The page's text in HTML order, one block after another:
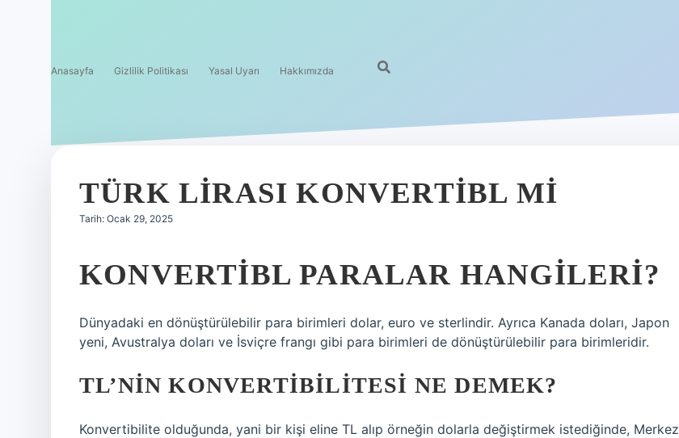
Anasayfa Gizlilik Politikası Yasal Uyarı Hakkımızda
TÜRK LIRASI KONVERTIBL MI
Tarih: Ocak 29, 2025
KONVERTIBL PARALAR HANGILERI?
Dünyadaki en dönüştürülebilir para birimleri dolar, euro ve sterlindir. Ayrıca Kanada doları, Japon
yeni, Avustralya doları ve İsviçre frangı gibi para birimleri de dönüştürülebilir para birimleridir.
TL’NIN KONVERTIBILITESI NE DEMEK?
Konvertibilite olduğunda, yani bir kişi eline TL alıp örneğin dolarla değiştirmek istediğinde, Merkez